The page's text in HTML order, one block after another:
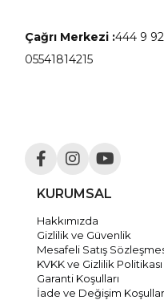
Çağrı Merkezi :444 9
05541814215
KURUMSAL
Hakkımızda
Gizlilik ve Güvenlik
Mesafeli Satış
KVKK ve Gizlilik Politikası
Garanti Koşulları
İade ve Değişim